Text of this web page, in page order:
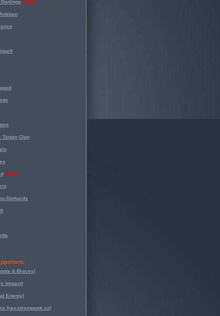
NEW!
Tartan Clan
NEW!
Diehards
& Braces)
Impact)
Enemy)
(ray.streetpunk.cz)